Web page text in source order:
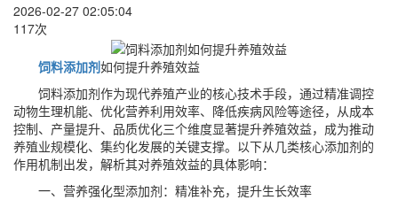
2026-02-27 02:05:04
117次
饲料添加剂如何提升养殖效益
饲料添加剂作为现代养殖产业的核心技术手段，通过精准调控
动物生理机能、优化营养利用效率、降低疾病风险等途径，从成本
控制、产量提升、品质优化三个维度显著提升养殖效益，成为推动
养殖业规模化、集约化发展的关键支撑。以下从几类核心添加剂的
作用机制出发，解析其对养殖效益的具体影响：
一、营养强化型添加剂：精准补充，提升生长效率